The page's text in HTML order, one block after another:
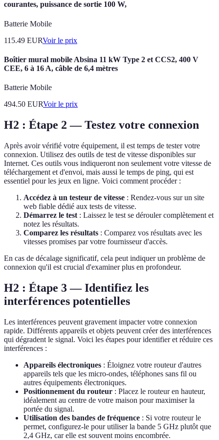
courantes, puissance de sortie 100 W,
Batterie Mobile
115.49 EURVoir le prix
Boîtier mural mobile Absina 11 kW Type 2 et CCS2, 400 V
CEE, 6 à 16 A, câble de 6,4 mètres
Batterie Mobile
494.50 EURVoir le prix
H2 : Étape 2 — Testez votre connexion
Après avoir vérifié votre équipement, il est temps de tester votre
connexion. Utilisez des outils de test de vitesse disponibles sur
Internet. Ces outils vous indiqueront non seulement votre vitesse de
téléchargement et d'envoi, mais aussi le temps de ping, qui est
essentiel pour les jeux en ligne. Voici comment procéder :
Accédez à un testeur de vitesse : Rendez-vous sur un site
web fiable dédié aux tests de vitesse.
Démarrez le test : Laissez le test se dérouler complètement et
notez les résultats.
Comparez les résultats : Comparez vos résultats avec les
vitesses promises par votre fournisseur d'accès.
En cas de décalage significatif, cela peut indiquer un problème de
connexion qu'il est crucial d'examiner plus en profondeur.
H2 : Étape 3 — Identifiez les
interférences potentielles
Les interférences peuvent gravement impacter votre connexion
rapide. Différents appareils et objets peuvent créer des interférences
qui dégradent le signal. Voici les étapes pour identifier et réduire ces
interférences :
Appareils électroniques : Éloignez votre routeur d'autres
appareils tels que les micro-ondes, téléphones sans fil ou
autres équipements électroniques.
Positionnement du routeur : Placez le routeur en hauteur,
idéalement au centre de votre maison pour maximiser la
portée du signal.
Utilisation des bandes de fréquence : Si votre routeur le
permet, configurez-le pour utiliser la bande 5 GHz plutôt que
2,4 GHz, car elle est souvent moins encombrée.